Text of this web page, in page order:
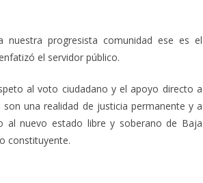
progresista comunidad ese es el
el servidor público.
al voto ciudadano y el apoyo directo a
una realidad de justicia permanente y a
al nuevo estado libre y soberano de Baja
constituyente.